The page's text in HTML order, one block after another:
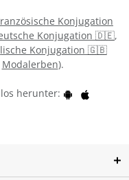
Konjugation
Konjugation 🇩🇪,
Konjugation 🇬🇧
Modalerben).
herunter: